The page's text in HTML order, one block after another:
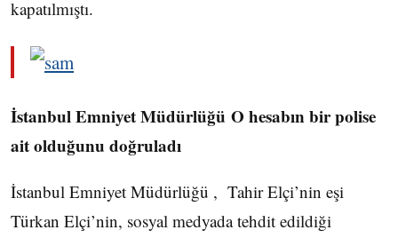
kapatılmıştı.
İstanbul Emniyet Müdürlüğü O hesabın bir polise
ait olduğunu doğruladı
İstanbul Emniyet Müdürlüğü , Tahir Elçi’nin eşi
Türkan Elçi’nin, sosyal medyada tehdit edildiği